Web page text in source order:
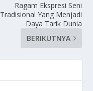
Ragam Ekspresi Seni
Tradisional Yang Menjadi
Daya Tarik Dunia
BERIKUTNYA